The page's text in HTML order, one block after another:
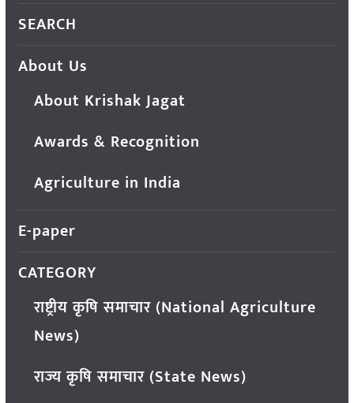
SEARCH
About Us
About Krishak Jagat
Awards & Recognition
Agriculture in India
E-paper
CATEGORY
राष्ट्रीय कृषि समाचार (National Agriculture
News)
राज्य कृषि समाचार (State News)